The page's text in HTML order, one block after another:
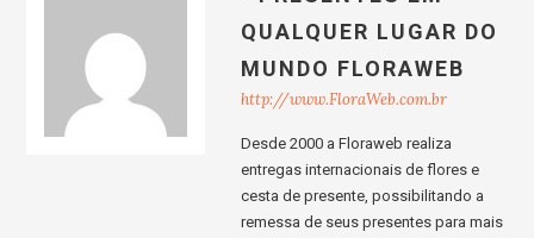
QUALQUER LUGAR DO
MUNDO FLORAWEB
http://www.FloraWeb.com.br
Desde 2000 a Floraweb realiza
entregas internacionais de flores e
cesta de presente, possibilitando a
remessa de seus presentes para mais